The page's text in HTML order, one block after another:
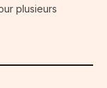
plusieurs